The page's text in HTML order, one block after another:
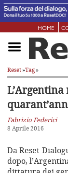
HOME
Reset»Tag»
L’Argentina
Fabrizio Federici
8 Aprile 2016
Da Reset-
dopo,